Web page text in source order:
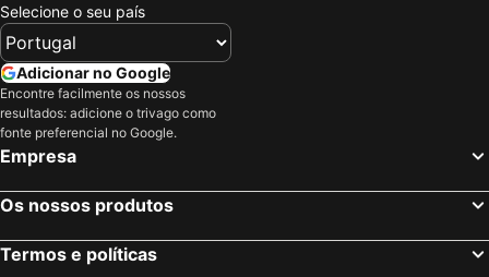
Hotel Bennington
Hotel Marina Elche
Hotel Levante
Apatament La Loma
Hotel Almoradi
Hotel Santa Pola
Hotel Boutique Isla De Tabarca
Studio Parque Mar
Selecione o seu país
Adicionar no Google
Encontre facilmente os nossos
resultados: adicione o trivago como
fonte preferencial no Google.
Empresa
Os nossos produtos
Termos e políticas